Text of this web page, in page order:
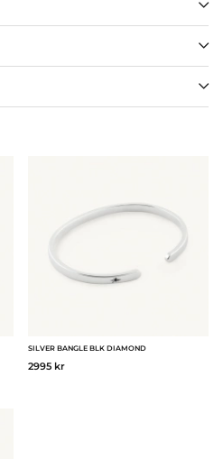
SILVER BANGLE BLK DIAMOND
2995 kr